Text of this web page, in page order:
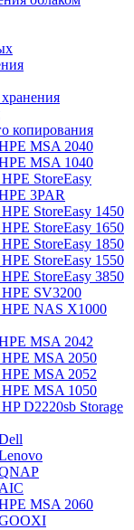
копирования
MSA 2040
MSA 1040
StoreEasy
3PAR
StoreEasy 1450
StoreEasy 1650
StoreEasy 1850
StoreEasy 1550
StoreEasy 3850
SV3200
NAS X1000
MSA 2042
MSA 2050
MSA 2052
MSA 1050
D2220sb Storage
MSA 2060